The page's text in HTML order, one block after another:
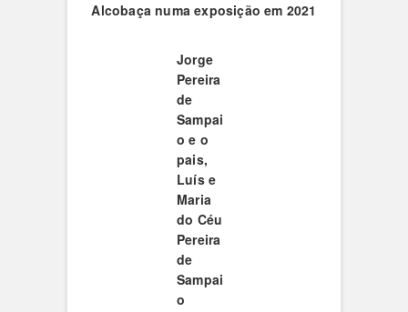
Alcobaça numa exposição em 2021
Jorge
Pereira
de
Sampai
o e o
pais,
Luís e
Maria
do Céu
Pereira
de
Sampai
o